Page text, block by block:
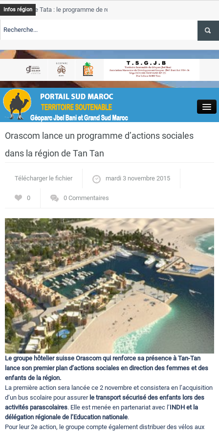
Close
Actualités
Circuits touristiques
Tourisme
Régions
Hotels
Evenements
Contact
Infos région
de Tata : le programme de rehabilitation post-inondations
TSGJB Tourisme : l’ONMT renforce l’aerien a Dakhla et
Tata
service
TSGJB Tourisme au Maroc : Transavia renforce les vols Paris-
Orascom lance un programme d’actions sociales
dans la région de Tan Tan
Télécharger le fichier mardi 3 novembre 2015
0 0 Commentaires
Le groupe hôtelier suisse Orascom qui renforce sa présence à Tan-Tan
lance son premier plan d’actions sociales en direction des femmes et des
enfants de la région.
La première action sera lancée ce 2 novembre et consistera en l’acquisition
d’un bus scolaire pour assurer le transport sécurisé des enfants lors des
activités parascolaires. Elle est menée en partenariat avec l’INDH et la
délégation régionale de l’Education nationale.
Pour leur 2e action, le groupe compte également distribuer des vélos aux